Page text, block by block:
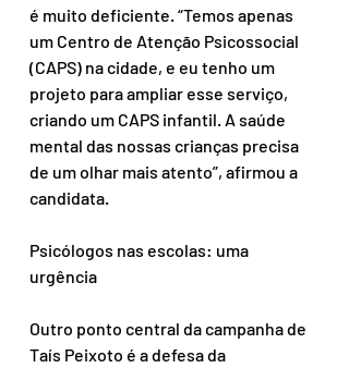
é muito deficiente. “Temos apenas
um Centro de Atenção Psicossocial
(CAPS) na cidade, e eu tenho um
projeto para ampliar esse serviço,
criando um CAPS infantil. A saúde
mental das nossas crianças precisa
de um olhar mais atento”, afirmou a
candidata.
Psicólogos nas escolas: uma
urgência
Outro ponto central da campanha de
Taís Peixoto é a defesa da